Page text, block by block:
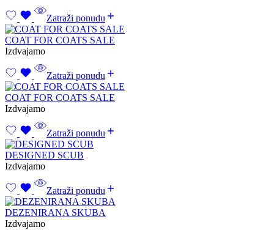
Zatraži ponudu
COAT FOR COATS SALE
Izdvajamo
Zatraži ponudu
COAT FOR COATS SALE
Izdvajamo
Zatraži ponudu
DESIGNED SCUB
Izdvajamo
Zatraži ponudu
DEZENIRANA SKUBA
Izdvajamo